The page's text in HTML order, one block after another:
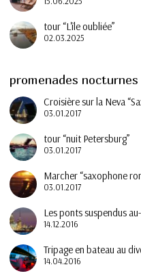
tour “L'île oubliée”
02.03.2025
promenades nocturnes
Croisière sur la Neva
03.01.2017
tour “nuit Petersburg”
03.01.2017
Marcher “saxophone
03.01.2017
Les ponts suspendus
14.12.2016
Tripage en bateau au
14.04.2016